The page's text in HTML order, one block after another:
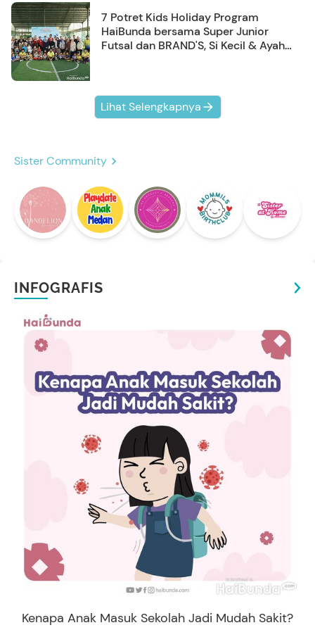
7 Potret Kids Holiday Program
HaiBunda bersama Super Junior
Futsal dan BRAND'S, Si Kecil & Ayah
Lihat Selengkapnya
Sister Community
INFOGRAFIS
Kenapa Anak Masuk Sekolah Jadi Mudah Sakit?